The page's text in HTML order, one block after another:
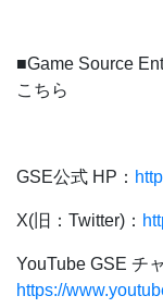
■Game Source
こちら
GSE公式 HP：
X(旧：Twitter)：
YouTube GSE チ
https://